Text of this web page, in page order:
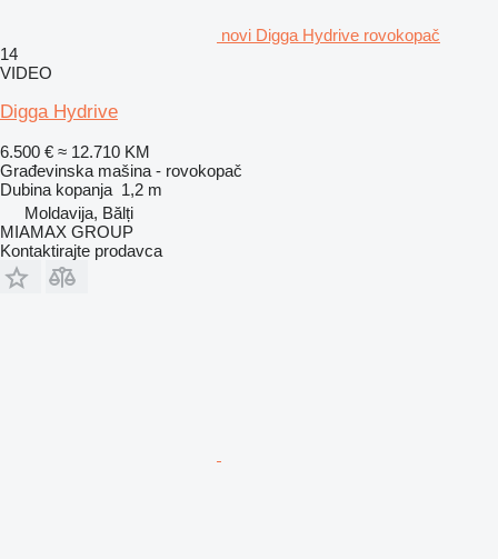
novi Digga Hydrive rovokopač
14
VIDEO
Digga Hydrive
6.500 € ≈ 12.710 KM
Građevinska mašina - rovokopač
Dubina kopanja 1,2 m
Moldavija, Bălți
MIAMAX GROUP
Kontaktirajte prodavca